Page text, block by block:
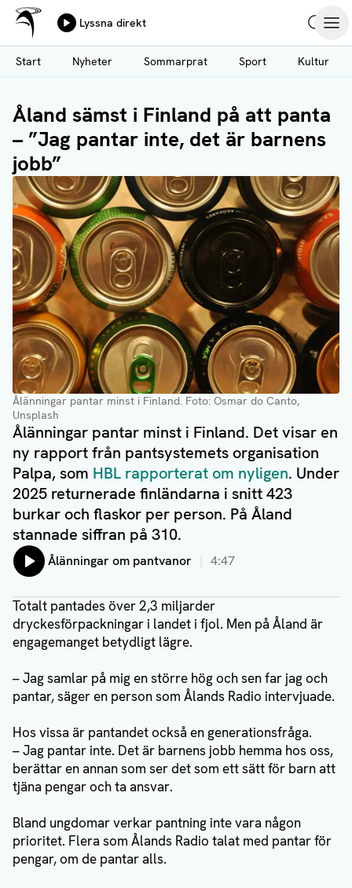
Hoppa
till
huvudinnehåll
Ålands Radio & TV
Lyssna direkt
Start
Nyheter Sommarprat Sport Kultur
Åland sämst i Finland på att panta
– ”Jag pantar inte, det är barnens
jobb”
Ålänningar pantar minst i Finland. Foto: Osmar do Canto,
Unsplash
Ålänningar pantar minst i Finland. Det visar en
ny rapport från pantsystemets organisation
Palpa, som HBL rapporterat om nyligen. Under
2025 returnerade finländarna i snitt 423
burkar och flaskor per person. På Åland
stannade siffran på 310.
Lyssna på:
Ålänningar om pantvanor 4:47
Totalt pantades över 2,3 miljarder
dryckesförpackningar i landet i fjol. Men på Åland är
engagemanget betydligt lägre.
– Jag samlar på mig en större hög och sen far jag och
pantar, säger en person som Ålands Radio intervjuade.
Hos vissa är pantandet också en generationsfråga.
– Jag pantar inte. Det är barnens jobb hemma hos oss,
berättar en annan som ser det som ett sätt för barn att
tjäna pengar och ta ansvar.
Bland ungdomar verkar pantning inte vara någon
prioritet. Flera som Ålands Radio talat med pantar för
pengar, om de pantar alls.